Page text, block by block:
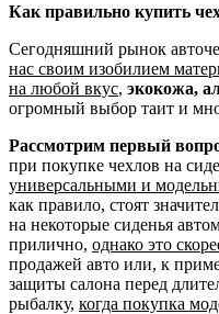
Как правильно купить
Сегодняшний рынок
нас своим изобилием
на любой вкус, экокожа,
огромный выбор таит и
Рассмотрим первый
при покупке чехлов на
универсальными и
как правило, стоят
на некоторые сиденья
прилично, однако это
продажей авто или, к
защиты салона перед
рыбалку, когда покупка